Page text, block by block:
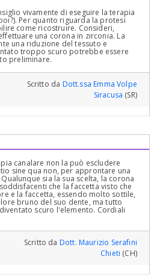
vivamente di eseguire la terapia
Per quanto riguarda la protesi
come ricostruire. Consideri,
una corona in zirconia. La
una riduzione del tessuto e
troppo scuro potrebbe essere
preliminare.
Scritto da Dott.ssa Emma Volpe
Siracusa (SR)
canalare non la può escludere
sine qua non, per approntare una
sia la sua scelta, la corona
che la faccetta visto che
e la faccetta, essendo molto sottile,
bruno del suo dente, ma tutto
scuro l'elemento. Cordiali
Scritto da Dott. Maurizio Serafini
Chieti (CH)